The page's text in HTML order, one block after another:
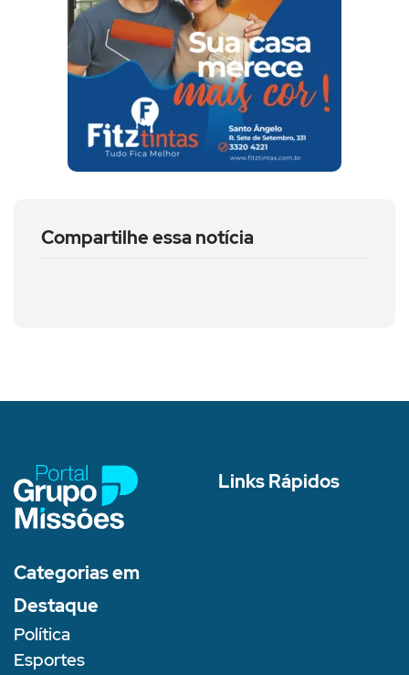
Compartilhe essa notícia
Links Rápidos
Categorias em
Destaque
Política
Esportes